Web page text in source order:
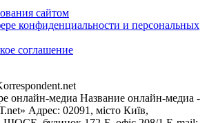
сайтом
конфиденциальности и персональных
соглашение
онлайн-медиа Название онлайн-медиа -
Адрес: 02091, місто Київ,